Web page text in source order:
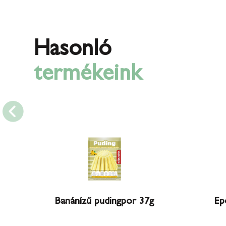
Hasonló
termékeink
Banánízű pudingpor 37g